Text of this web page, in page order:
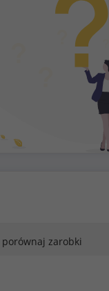
porównaj zarobki